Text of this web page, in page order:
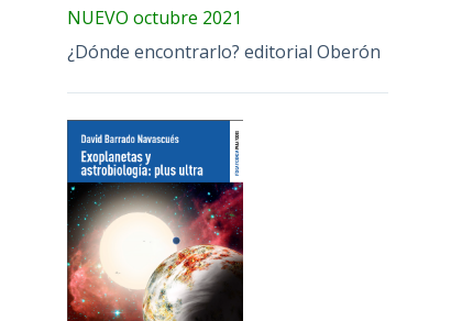
NUEVO octubre 2021
¿Dónde encontrarlo? editorial Oberón